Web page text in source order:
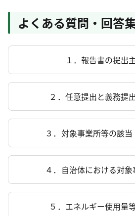
よくある質問・回答
１．報告書の提出
２．任意提出と義務提
３．対象事業所等の該
４．自治体における対
５．エネルギー使用量